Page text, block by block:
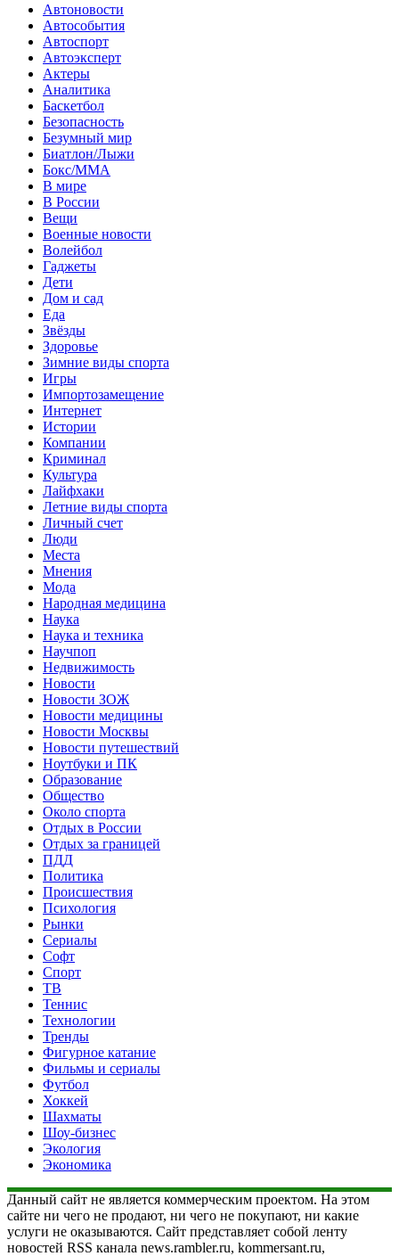
Автоновости
Автособытия
Автоспорт
Автоэксперт
Актеры
Аналитика
Баскетбол
Безопасность
Безумный мир
Биатлон/Лыжи
Бокс/MMA
В мире
В России
Вещи
Военные новости
Волейбол
Гаджеты
Дети
Дом и сад
Еда
Звёзды
Здоровье
Зимние виды спорта
Игры
Импортозамещение
Интернет
Истории
Компании
Криминал
Культура
Лайфхаки
Летние виды спорта
Личный счет
Люди
Места
Мнения
Мода
Народная медицина
Наука
Наука и техника
Научпоп
Недвижимость
Новости
Новости ЗОЖ
Новости медицины
Новости Москвы
Новости путешествий
Ноутбуки и ПК
Образование
Общество
Около спорта
Отдых в России
Отдых за границей
ПДД
Политика
Происшествия
Психология
Рынки
Сериалы
Софт
Спорт
ТВ
Теннис
Технологии
Тренды
Фигурное катание
Фильмы и сериалы
Футбол
Хоккей
Шахматы
Шоу-бизнес
Экология
Экономика
Данный сайт не является коммерческим проектом. На этом
сайте ни чего не продают, ни чего не покупают, ни какие
услуги не оказываются. Сайт представляет собой ленту
новостей RSS канала news.rambler.ru, kommersant.ru,